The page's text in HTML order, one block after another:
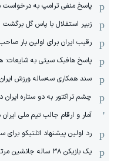
پاسخ منفی ترامپ به
زبیر استقلال با پاس گل برگشت
رقیب ایران برای اولین بار
پاسخ هافبک سیتی به شایعات:
سند همکاری سه‌ساله‌ ‌ورزش
چشم تراکتور به دو ستاره ایران در
آمار و ارقام جالب تیم ملی ایران
رد اولین پیشنهاد اتلتیکو برای
یک بازیکن ۳۸ ساله جانشین مرتضی شریفی شد!